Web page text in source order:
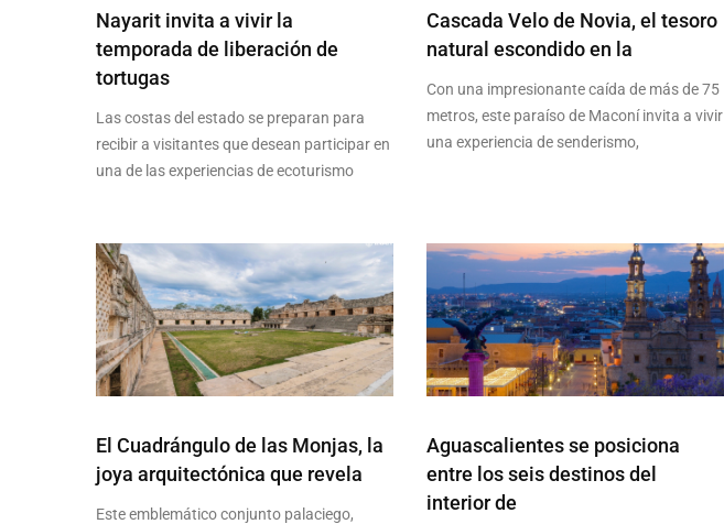
Nayarit invita a vivir la
temporada de liberación de
tortugas
Las costas del estado se preparan para
recibir a visitantes que desean participar en
una de las experiencias de ecoturismo
Cascada Velo de Novia, el tesoro
natural escondido en la
Con una impresionante caída de más de 75
metros, este paraíso de Maconí invita a vivir
una experiencia de senderismo,
El Cuadrángulo de las Monjas, la
joya arquitectónica que revela
Este emblemático conjunto palaciego,
Aguascalientes se posiciona
entre los seis destinos del
interior de